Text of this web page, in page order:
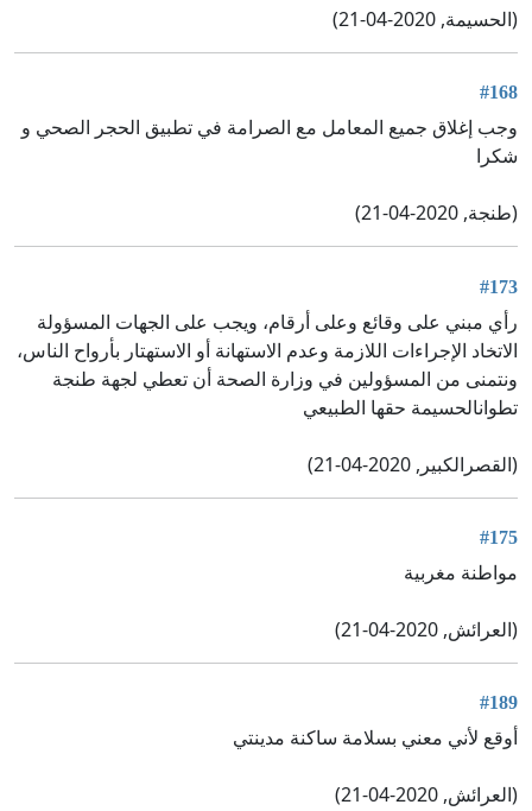
(الحسيمة, 2020-04-21)
#168
وجب إغلاق جميع المعامل مع الصرامة في تطبيق الحجر الصحي و
شكرا
(طنجة, 2020-04-21)
#173
رأي مبني على وقائع وعلى أرقام، ويجب على الجهات المسؤولة
الاتخاد الإجراءات اللازمة وعدم الاستهانة أو الاستهتار بأرواح الناس،
ونتمنى من المسؤولين في وزارة الصحة أن تعطي لجهة طنجة
تطوانالحسيمة حقها الطبيعي
(القصرالكبير, 2020-04-21)
#175
مواطنة مغربية
(العرائش, 2020-04-21)
#189
أوقع لأني معني بسلامة ساكنة مدينتي
(العرائش, 2020-04-21)